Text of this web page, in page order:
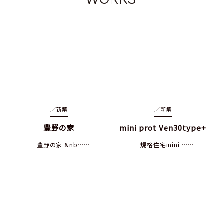
／新築
豊野の家
豊野の家 &nb……
／新築
mini prot Ven30type+
規格住宅mini ……